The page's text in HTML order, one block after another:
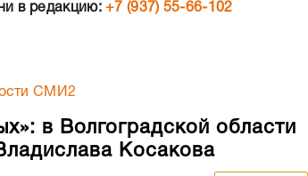
в редакцию:+7 (937) 55-66-102
СМИ2
в Волгоградской области
Косакова